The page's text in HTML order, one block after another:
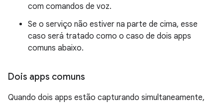
com comandos de voz.
Se o serviço não estiver na parte de cima, esse
caso será tratado como o caso de dois apps
comuns abaixo.
Dois apps comuns
Quando dois apps estão capturando simultaneamente,